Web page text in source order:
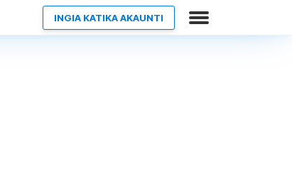
INGIA KATIKA AKAUNTI